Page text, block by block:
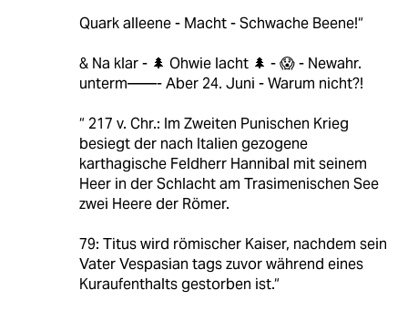
Quark alleene - Macht - Schwache Beene!“
& Na klar - 🌲 Ohwie lacht 🌲 - 😱 - Newahr.
unterm——- Aber 24. Juni - Warum nicht?!
“ 217 v. Chr.: Im Zweiten Punischen Krieg
besiegt der nach Italien gezogene
karthagische Feldherr Hannibal mit seinem
Heer in der Schlacht am Trasimenischen See
zwei Heere der Römer.
79: Titus wird römischer Kaiser, nachdem sein
Vater Vespasian tags zuvor während eines
Kuraufenthalts gestorben ist.“